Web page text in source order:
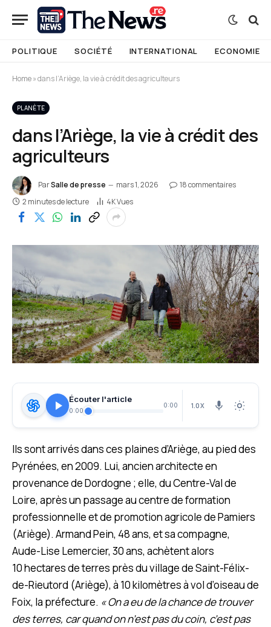
POLITIQUE SOCIÉTÉ INTERNATIONAL ECONOMIE
Home»dans l’Ariège, la vie à crédit des agriculteurs
PLANÈTE
dans l’Ariège, la vie à crédit des
agriculteurs
ParSalle de presse mars 1, 2026
18 commentaires
2 minutes de lecture
4KVues
Écouter l'article
0:00
0:00 1.0X
Ils sont arrivés dans ces plaines d’Ariège, au pied des
Pyrénées, en 2009. Lui, ancien architecte en
provenance de Dordogne ; elle, du Centre-Val de
Loire, après un passage au centre de formation
professionnelle et de promotion agricole de Pamiers
(Ariège). Armand Pein, 48 ans, et sa compagne,
Aude-Lise Lemercier, 30 ans, achètent alors
10 hectares de terres près du village de Saint-Félix-
de-Rieutord (Ariège), à 10 kilomètres à vol d’oiseau de
Foix, la préfecture. « On a eu de la chance de trouver
des terres, car quand on n’est pas du coin, c’est pas